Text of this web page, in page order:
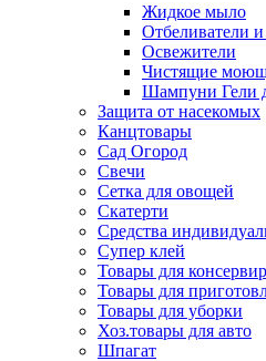
Жидкое мыло
Отбеливатели
Освежители
Чистящие
Шампуни Гели
Защита от насекомых
Канцтовары
Сад Огород
Свечи
Сетка для овощей
Скатерти
Средства
Супер клей
Товары для
Товары для
Товары для уборки
Хоз.товары для авто
Шпагат